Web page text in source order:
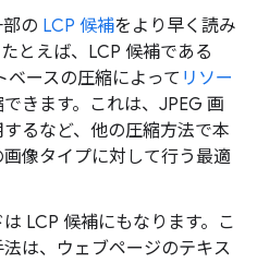
の LCP 候補をより早く読み
とえば、LCP 候補である
ベースの圧縮によって リソー
きます。これは、JPEG 画
るなど、他の圧縮方法で本
像タイプに対して行う最適
LCP 候補にもなります。こ
は、ウェブページのテキス